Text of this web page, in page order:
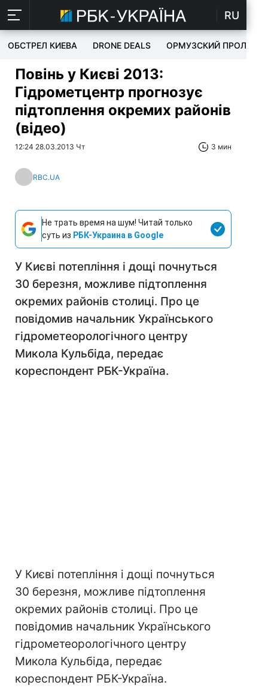
RU
ОБСТРЕЛ КИЕВА DRONE DEALS ОРМУЗСКИЙ ПРОЛИВ
Повінь у Києві 2013:
Гідрометцентр прогнозує
підтоплення окремих районів
(відео)
12:24 28.03.2013 Чт 3 мин
RBC.UA
Не трать время на шум! Читай только
суть из РБК-Украина в Google
У Києві потепління і дощі почнуться
30 березня, можливе підтоплення
окремих районів столиці. Про це
повідомив начальник Українського
гідрометеорологічного центру
Микола Кульбіда, передає
кореспондент РБК-Україна.
У Києві потепління і дощі почнуться
30 березня, можливе підтоплення
окремих районів столиці. Про це
повідомив начальник Українського
гідрометеорологічного центру
Микола Кульбіда, передає
кореспондент РБК-Україна.